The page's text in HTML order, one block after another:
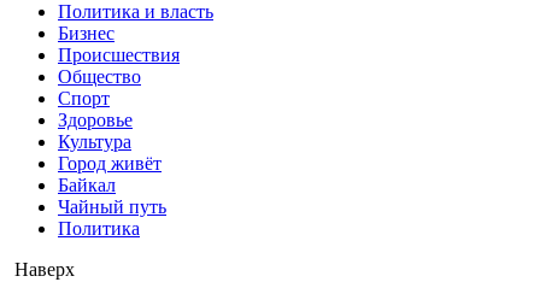
Политика и власть
Бизнес
Происшествия
Общество
Cпорт
Здоровье
Культура
Город живёт
Байкал
Чайный путь
Политика
Наверх